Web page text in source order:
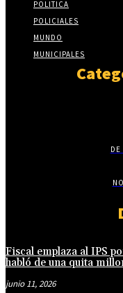
POLITICA
POLICIALES
MUNDO
MUNICIPALES
DE
Fiscal emplaza al IPS
habló de una quita
junio 11, 2026